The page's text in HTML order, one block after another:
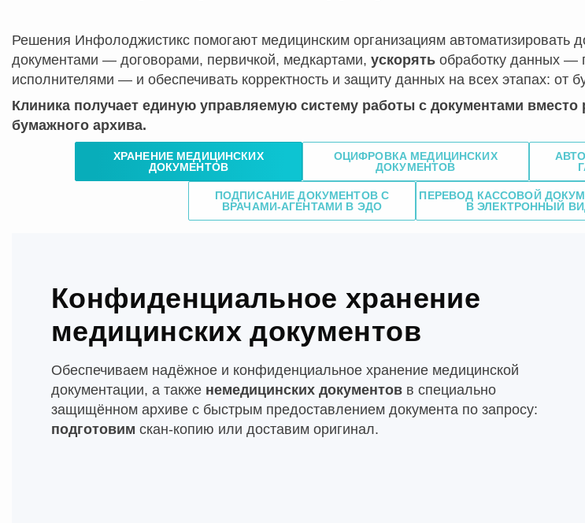
Решения Инфолоджистикс помогают медицинским организациям автоматизировать
документами — договорами, первичкой, медкартами, ускорять обработку данных —
исполнителями — и обеспечивать корректность и защиту данных на всех этапах: от
Клиника получает единую управляемую систему работы с документами
бумажного архива.
ХРАНЕНИЕ МЕДИЦИНСКИХ
ДОКУМЕНТОВ
ОЦИФРОВКА МЕДИЦИНСКИХ
ДОКУМЕНТОВ
ПОДПИСАНИЕ ДОКУМЕНТОВ С
ВРАЧАМИ-АГЕНТАМИ В ЭДО
ПЕРЕВОД КАССОВОЙ
В ЭЛЕКТРОННЫЙ
Конфиденциальное хранение
медицинских документов
Обеспечиваем надёжное и конфиденциальное хранение медицинской
документации, а также немедицинских документов в специально
защищённом архиве с быстрым предоставлением документа по запросу:
подготовим скан-копию или доставим оригинал.